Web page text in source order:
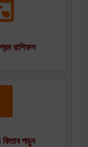
রাশিফল
কিতাব পড়ুন